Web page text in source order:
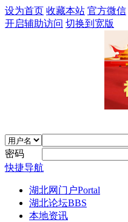
设为首页 收藏本站 官方微信
开启辅助访问 切换到宽版
密码
快捷导航
湖北网门户Portal
湖北论坛BBS
本地资讯